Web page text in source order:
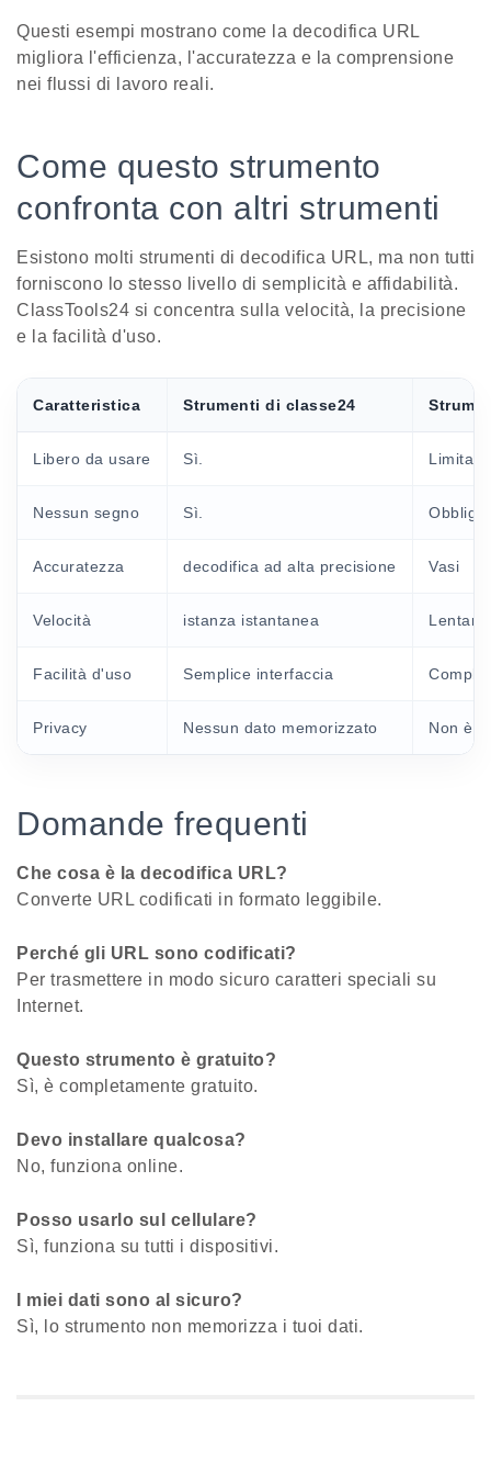
Questi esempi mostrano come la decodifica URL
migliora l'efficienza, l'accuratezza e la comprensione
nei flussi di lavoro reali.
Come questo strumento
confronta con altri strumenti
Esistono molti strumenti di decodifica URL, ma non tutti
forniscono lo stesso livello di semplicità e affidabilità.
ClassTools24 si concentra sulla velocità, la precisione
e la facilità d'uso.
Caratteristica Strumenti di classe24
Libero da usare Sì.
Nessun segno Sì. Obbligo
Accuratezza decodifica ad alta precisione Vasi
Velocità istanza istantanea
Facilità d'uso Semplice interfaccia
Privacy Nessun dato memorizzato Non è
Domande frequenti
Che cosa è la decodifica URL?
Converte URL codificati in formato leggibile.
Perché gli URL sono codificati?
Per trasmettere in modo sicuro caratteri speciali su
Internet.
Questo strumento è gratuito?
Sì, è completamente gratuito.
Devo installare qualcosa?
No, funziona online.
Posso usarlo sul cellulare?
Sì, funziona su tutti i dispositivi.
I miei dati sono al sicuro?
Sì, lo strumento non memorizza i tuoi dati.